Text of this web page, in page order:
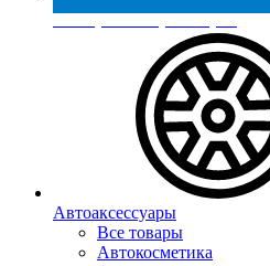
Реестр МинПромТорга
Автоаксессуары
Все товары
Автокосметика